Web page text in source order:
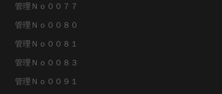
管理Ｎｏ００７７
管理Ｎｏ００８０
管理Ｎｏ００８１
管理Ｎｏ００８３
管理Ｎｏ００９１